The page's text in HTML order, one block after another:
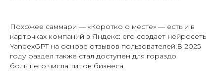
Похожее саммари — «Коротко о месте» — есть и в
карточках компаний в Яндекс: его создает нейросеть
YandexGPT на основе отзывов пользователей.В 2025
году раздел также стал доступен для гораздо
большего числа типов бизнеса.